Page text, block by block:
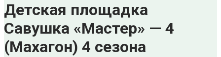
Детская площадка
Савушка «Мастер» — 4
(Махагон) 4 сезона